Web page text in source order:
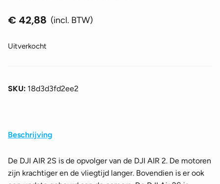
€ 42,88 (incl. BTW)
Uitverkocht
SKU: 18d3d3fd2ee2
Beschrijving
De DJI AIR 2S is de opvolger van de DJI AIR 2. De motoren
zijn krachtiger en de vliegtijd langer. Bovendien is er ook